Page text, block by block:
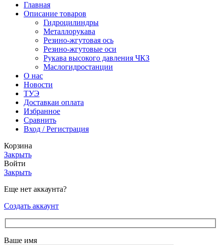
Главная
Описание товаров
Гидроцилиндры
Металлорукава
Резино-жгутовая ось
Резино-жгутовые оси
Рукава высокого давления ЧКЗ
Маслогидростанции
О нас
Новости
ТУЭ
Доставкаи оплата
Избранное
Сравнить
Вход / Регистрация
Корзина
Закрыть
Войти
Закрыть
Еще нет аккаунта?
Создать аккаунт
Ваше имя